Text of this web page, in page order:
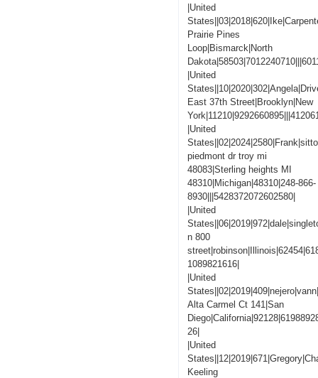
|United
Prairie Pines
Loop|Bismarck|North
|United
East 37th Street|Brooklyn|New
|United
piedmont dr troy mi
48083|Sterling heights MI
48310|Michigan|48310|248-866-
8930|||5428372072602580|
|United
n 800
1089821616|
|United
Alta Carmel Ct 141|San
26|
|United
Keeling